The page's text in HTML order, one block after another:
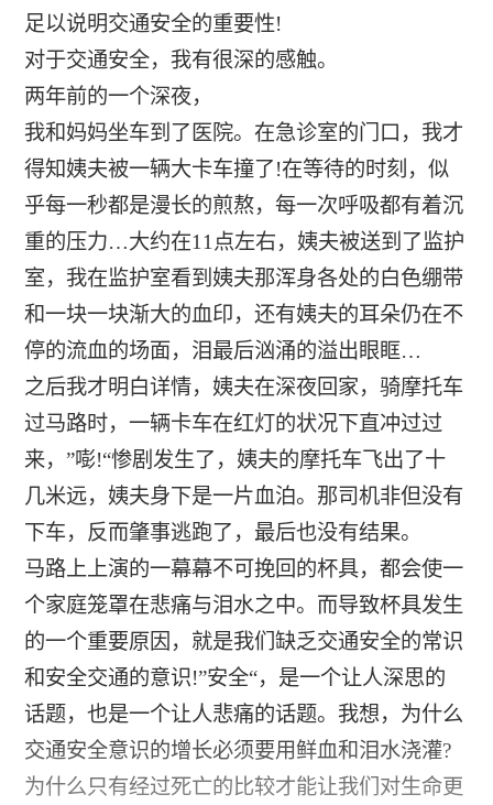
足以说明交通安全的重要性!
对于交通安全，我有很深的感触。
两年前的一个深夜，
我和妈妈坐车到了医院。在急诊室的门口，我才
得知姨夫被一辆大卡车撞了!在等待的时刻，似
乎每一秒都是漫长的煎熬，每一次呼吸都有着沉
重的压力…大约在11点左右，姨夫被送到了监护
室，我在监护室看到姨夫那浑身各处的白色绷带
和一块一块渐大的血印，还有姨夫的耳朵仍在不
停的流血的场面，泪最后汹涌的溢出眼眶…
之后我才明白详情，姨夫在深夜回家，骑摩托车
过马路时，一辆卡车在红灯的状况下直冲过过
来，”嘭!“惨剧发生了，姨夫的摩托车飞出了十
几米远，姨夫身下是一片血泊。那司机非但没有
下车，反而肇事逃跑了，最后也没有结果。
马路上上演的一幕幕不可挽回的杯具，都会使一
个家庭笼罩在悲痛与泪水之中。而导致杯具发生
的一个重要原因，就是我们缺乏交通安全的常识
和安全交通的意识!”安全“，是一个让人深思的
话题，也是一个让人悲痛的话题。我想，为什么
交通安全意识的增长必须要用鲜血和泪水浇灌?
为什么只有经过死亡的比较才能让我们对生命更